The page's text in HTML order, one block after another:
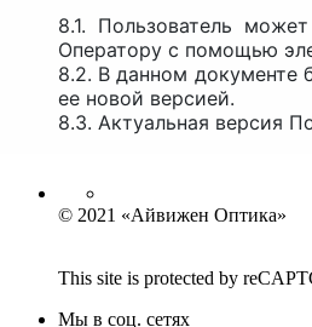
8.1. Пользователь
Оператору с помощью
8.2. В данном документе
ее новой версией.
8.3. Актуальная версия
© 2021 «Айвижен Оптика»
This site is protected by
Мы в соц. сетях